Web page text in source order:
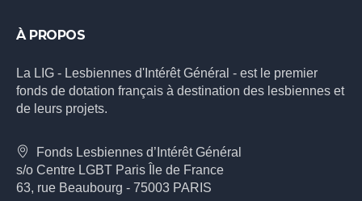
À PROPOS
La LIG - Lesbiennes d'Intérêt Général - est le premier
fonds de dotation français à destination des lesbiennes et
de leurs projets.
Fonds Lesbiennes d’Intérêt Général
s/o Centre LGBT Paris Île de France
63, rue Beaubourg - 75003 PARIS